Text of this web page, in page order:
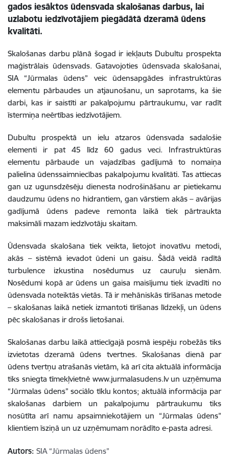
gados iesāktos ūdensvada skalošanas darbus, lai
uzlabotu iedzīvotājiem piegādātā dzeramā ūdens
kvalitāti.
Skalošanas darbu plānā šogad ir iekļauts Dubultu prospekta
maģistrālais ūdensvads. Gatavojoties ūdensvada skalošanai,
SIA “Jūrmalas ūdens” veic ūdensapgādes infrastruktūras
elementu pārbaudes un atjaunošanu, un saprotams, ka šie
darbi, kas ir saistīti ar pakalpojumu pārtraukumu, var radīt
īstermiņa neērtības iedzīvotājiem.
Dubultu prospektā un ielu atzaros ūdensvada sadalošie
elementi ir pat 45 līdz 60 gadus veci. Infrastruktūras
elementu pārbaude un vajadzības gadījumā to nomaiņa
palielina ūdenssaimniecības pakalpojumu kvalitāti. Tas attiecas
gan uz ugunsdzēsēju dienesta nodrošināšanu ar pietiekamu
daudzumu ūdens no hidrantiem, gan vārstiem akās – avārijas
gadījumā ūdens padeve remonta laikā tiek pārtraukta
maksimāli mazam iedzīvotāju skaitam.
Ūdensvada skalošana tiek veikta, lietojot inovatīvu metodi,
akās – sistēmā ievadot ūdeni un gaisu. Šādā veidā radītā
turbulence izkustina nosēdumus uz cauruļu sienām.
Nosēdumi kopā ar ūdens un gaisa maisījumu tiek izvadīti no
ūdensvada noteiktās vietās. Tā ir mehāniskās tīrīšanas metode
– skalošanas laikā netiek izmantoti tīrīšanas līdzekļi, un ūdens
pēc skalošanas ir drošs lietošanai.
Skalošanas darbu laikā attiecīgajā posmā iespēju robežās tiks
izvietotas dzeramā ūdens tvertnes. Skalošanas dienā par
ūdens tvertņu atrašanās vietām, kā arī cita aktuālā informācija
tiks sniegta tīmekļvietnē www.jurmalasudens.lv un uzņēmuma
“Jūrmalas ūdens” sociālo tīklu kontos; aktuālā informācija par
skalošanas darbiem un pakalpojumu pārtraukumu tiks
nosūtīta arī namu apsaimniekotājiem un “Jūrmalas ūdens”
klientiem īsziņā un uz uzņēmumam norādīto e-pasta adresi.
Autors: SIA “Jūrmalas ūdens”